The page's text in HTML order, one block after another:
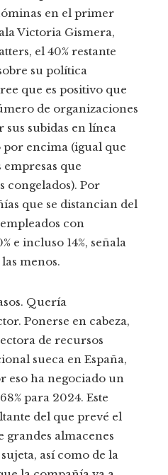
en el primer
Victoria Gismera,
el 40% restante
su política
que es positivo que
de organizaciones
sus subidas en línea
por encima (igual que
empresas que
congelados). Por
que se distancian del
con
e incluso 14%, señala
menos.
Quería
Ponerse en cabeza,
de recursos
sueca en España,
eso ha negociado un
para 2024. Este
del que prevé el
grandes almacenes
sujeta, así como de la